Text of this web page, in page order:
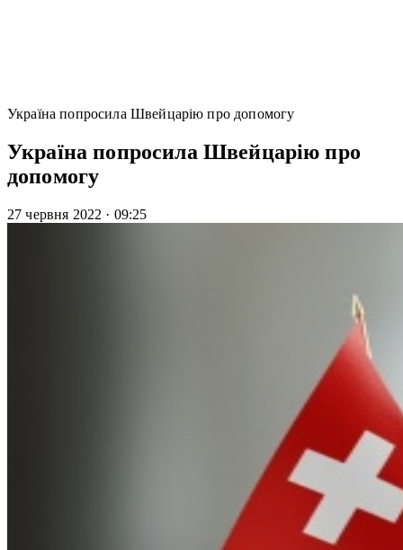
Україна попросила Швейцарію про допомогу
Україна попросила Швейцарію про
допомогу
27 червня 2022 · 09:25